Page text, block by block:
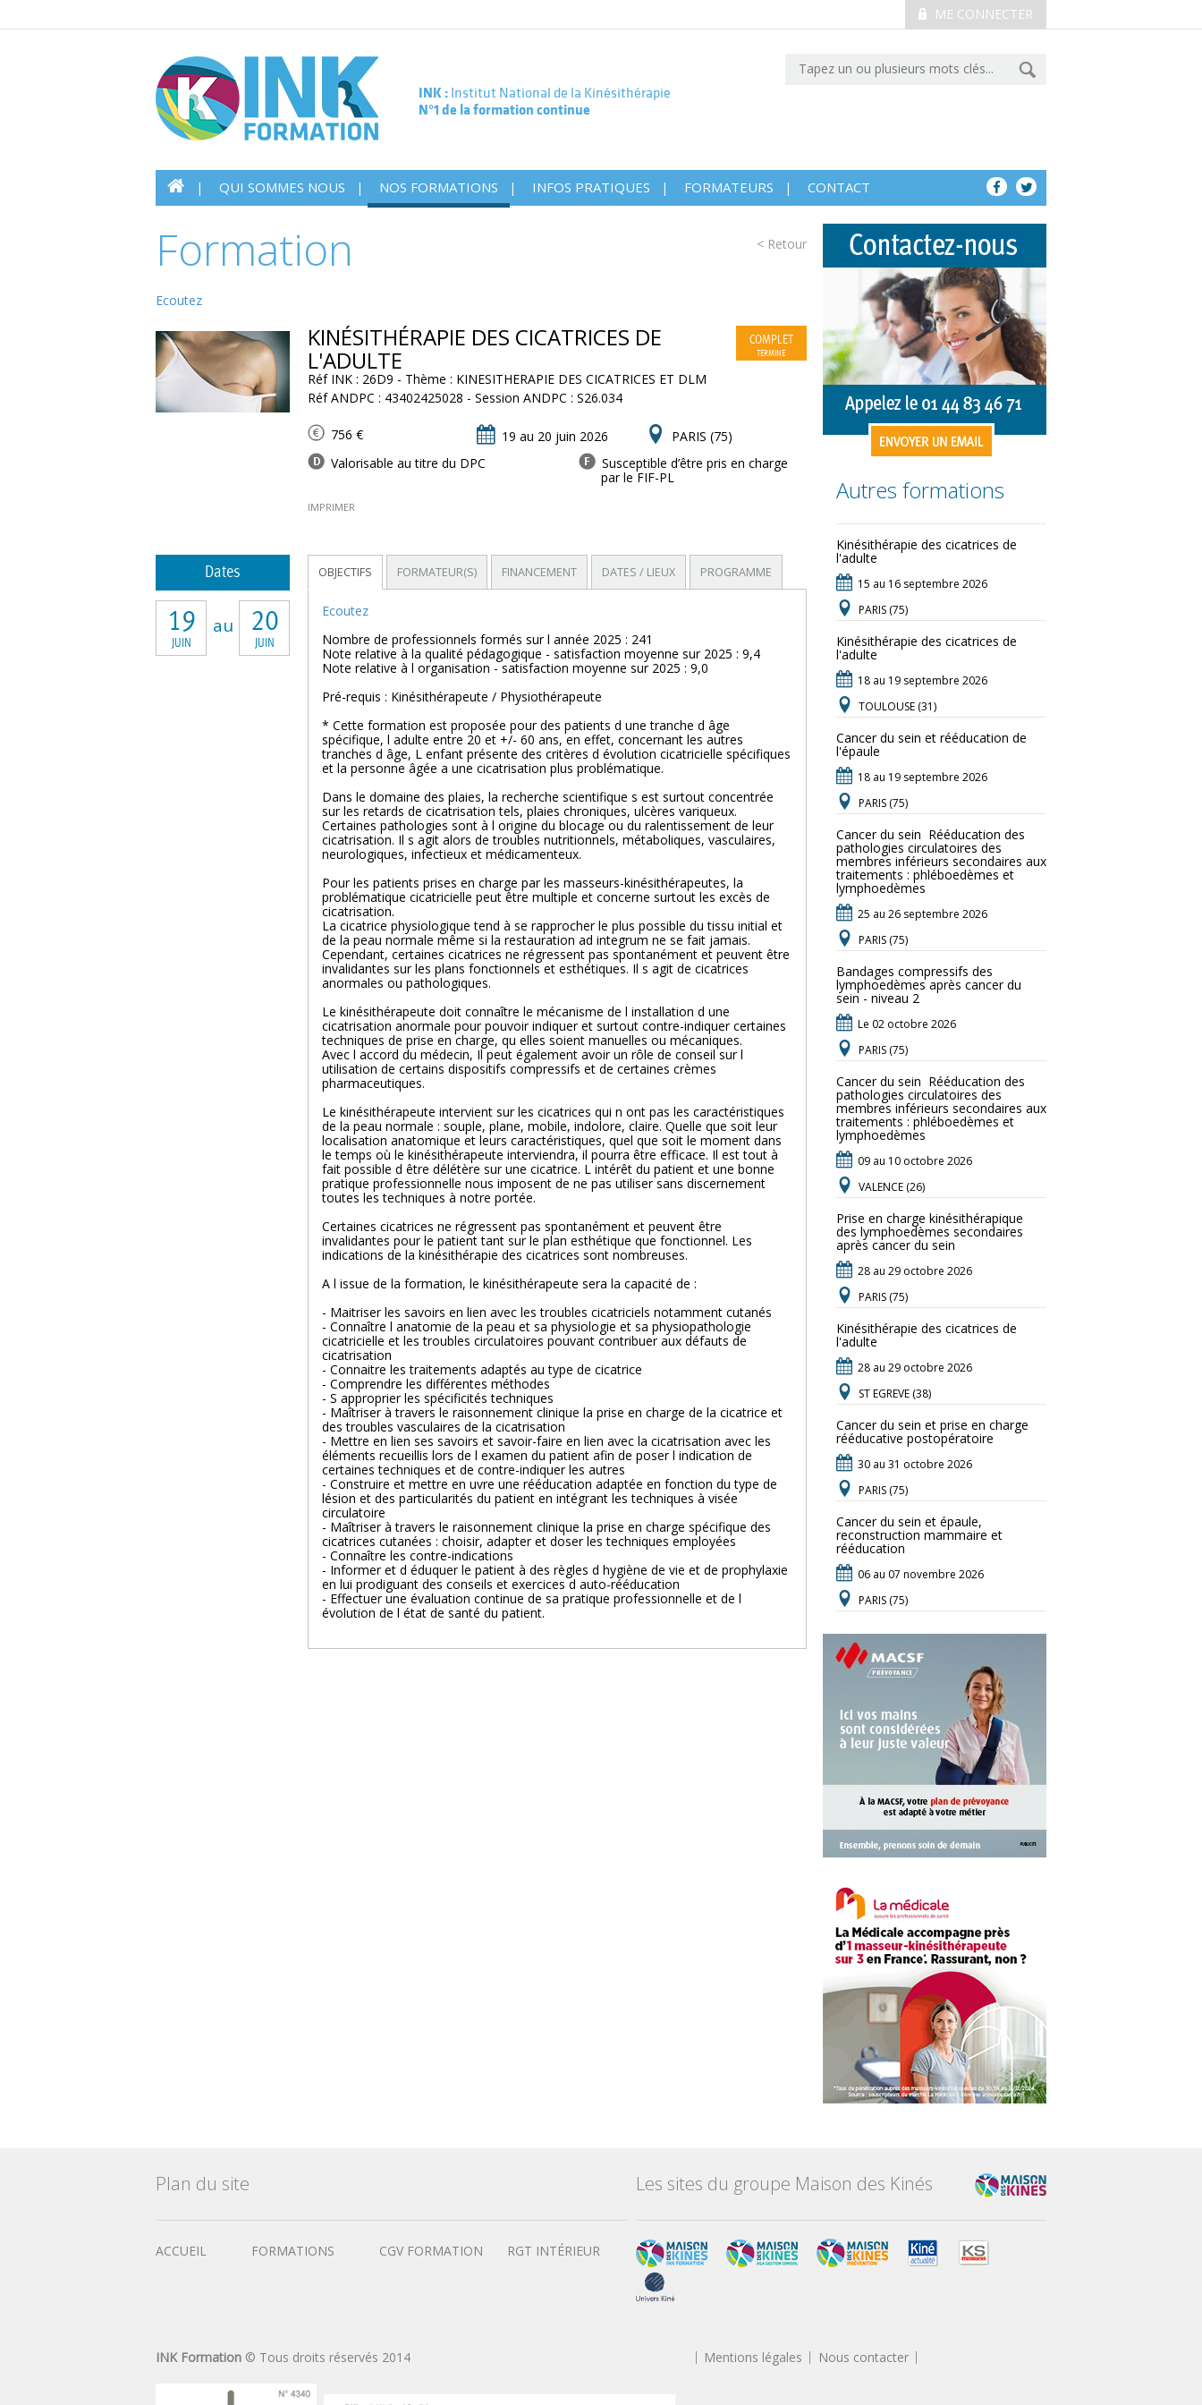
ME CONNECTER
INK : Institut National de la Kinésithérapie
N°1 de la formation continue
QUI SOMMES NOUS NOS FORMATIONS INFOS PRATIQUES FORMATEURS CONTACT
< Retour
Formation
Ecoutez
COMPLET
TERMINE
KINÉSITHÉRAPIE DES CICATRICES DE
L'ADULTE
Réf INK : 26D9 - Thème : KINESITHERAPIE DES CICATRICES ET DLM
Réf ANDPC : 43402425028 - Session ANDPC : S26.034
756 € 19 au 20 juin 2026
PARIS (75)
Valorisable au titre du DPC
Susceptible d’être pris en charge
par le FIF-PL
IMPRIMER
Dates
19
JUIN
20
JUIN
au
OBJECTIFS FORMATEUR(S) FINANCEMENT DATES / LIEUX PROGRAMME
Ecoutez
Nombre de professionnels formés sur l année 2025 : 241
Note relative à la qualité pédagogique - satisfaction moyenne sur 2025 : 9,4
Note relative à l organisation - satisfaction moyenne sur 2025 : 9,0
Pré-requis : Kinésithérapeute / Physiothérapeute
* Cette formation est proposée pour des patients d une tranche d âge
spécifique, l adulte entre 20 et +/- 60 ans, en effet, concernant les autres
tranches d âge, L enfant présente des critères d évolution cicatricielle spécifiques
et la personne âgée a une cicatrisation plus problématique.
Dans le domaine des plaies, la recherche scientifique s est surtout concentrée
sur les retards de cicatrisation tels, plaies chroniques, ulcères variqueux.
Certaines pathologies sont à l origine du blocage ou du ralentissement de leur
cicatrisation. Il s agit alors de troubles nutritionnels, métaboliques, vasculaires,
neurologiques, infectieux et médicamenteux.
Pour les patients prises en charge par les masseurs-kinésithérapeutes, la
problématique cicatricielle peut être multiple et concerne surtout les excès de
cicatrisation.
La cicatrice physiologique tend à se rapprocher le plus possible du tissu initial et
de la peau normale même si la restauration ad integrum ne se fait jamais.
Cependant, certaines cicatrices ne régressent pas spontanément et peuvent être
invalidantes sur les plans fonctionnels et esthétiques. Il s agit de cicatrices
anormales ou pathologiques.
Le kinésithérapeute doit connaître le mécanisme de l installation d une
cicatrisation anormale pour pouvoir indiquer et surtout contre-indiquer certaines
techniques de prise en charge, qu elles soient manuelles ou mécaniques.
Avec l accord du médecin, Il peut également avoir un rôle de conseil sur l
utilisation de certains dispositifs compressifs et de certaines crèmes
pharmaceutiques.
Le kinésithérapeute intervient sur les cicatrices qui n ont pas les caractéristiques
de la peau normale : souple, plane, mobile, indolore, claire. Quelle que soit leur
localisation anatomique et leurs caractéristiques, quel que soit le moment dans
le temps où le kinésithérapeute interviendra, il pourra être efficace. Il est tout à
fait possible d être délétère sur une cicatrice. L intérêt du patient et une bonne
pratique professionnelle nous imposent de ne pas utiliser sans discernement
toutes les techniques à notre portée.
Certaines cicatrices ne régressent pas spontanément et peuvent être
invalidantes pour le patient tant sur le plan esthétique que fonctionnel. Les
indications de la kinésithérapie des cicatrices sont nombreuses.
A l issue de la formation, le kinésithérapeute sera la capacité de :
- Maitriser les savoirs en lien avec les troubles cicatriciels notamment cutanés
- Connaître l anatomie de la peau et sa physiologie et sa physiopathologie
cicatricielle et les troubles circulatoires pouvant contribuer aux défauts de
cicatrisation
- Connaitre les traitements adaptés au type de cicatrice
- Comprendre les différentes méthodes
- S approprier les spécificités techniques
- Maîtriser à travers le raisonnement clinique la prise en charge de la cicatrice et
des troubles vasculaires de la cicatrisation
- Mettre en lien ses savoirs et savoir-faire en lien avec la cicatrisation avec les
éléments recueillis lors de l examen du patient afin de poser l indication de
certaines techniques et de contre-indiquer les autres
- Construire et mettre en uvre une rééducation adaptée en fonction du type de
lésion et des particularités du patient en intégrant les techniques à visée
circulatoire
- Maîtriser à travers le raisonnement clinique la prise en charge spécifique des
cicatrices cutanées : choisir, adapter et doser les techniques employées
- Connaître les contre-indications
- Informer et d éduquer le patient à des règles d hygiène de vie et de prophylaxie
en lui prodiguant des conseils et exercices d auto-rééducation
- Effectuer une évaluation continue de sa pratique professionnelle et de l
évolution de l état de santé du patient.
Autres formations
Kinésithérapie des cicatrices de
l'adulte
15 au 16 septembre 2026
PARIS (75)
Kinésithérapie des cicatrices de
l'adulte
18 au 19 septembre 2026
TOULOUSE (31)
Cancer du sein et rééducation de
l'épaule
18 au 19 septembre 2026
PARIS (75)
Cancer du sein  Rééducation des
pathologies circulatoires des
membres inférieurs secondaires aux
traitements : phléboedèmes et
lymphoedèmes
25 au 26 septembre 2026
PARIS (75)
Bandages compressifs des
lymphoedèmes après cancer du
sein - niveau 2
Le 02 octobre 2026
PARIS (75)
Cancer du sein  Rééducation des
pathologies circulatoires des
membres inférieurs secondaires aux
traitements : phléboedèmes et
lymphoedèmes
09 au 10 octobre 2026
VALENCE (26)
Prise en charge kinésithérapique
des lymphoedèmes secondaires
après cancer du sein
28 au 29 octobre 2026
PARIS (75)
Kinésithérapie des cicatrices de
l'adulte
28 au 29 octobre 2026
ST EGREVE (38)
Cancer du sein et prise en charge
rééducative postopératoire
30 au 31 octobre 2026
PARIS (75)
Cancer du sein et épaule,
reconstruction mammaire et
rééducation
06 au 07 novembre 2026
PARIS (75)
Plan du site
ACCUEIL FORMATIONS CGV FORMATION RGT INTÉRIEUR
Les sites du groupe Maison des Kinés
INK Formation © Tous droits réservés 2014 Mentions légales Nous contacter